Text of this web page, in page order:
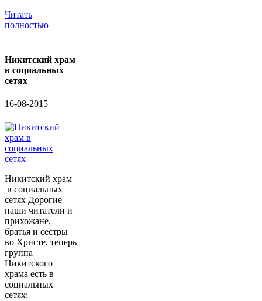
Читать
полностью
Никитский храм
в социальных
сетях
16-08-2015
Никитский храм
в социальных
сетях Дорогие
наши читатели и
прихожане,
братья и сестры
во Христе, теперь
группа
Никитского
храма есть в
социальных
сетях: